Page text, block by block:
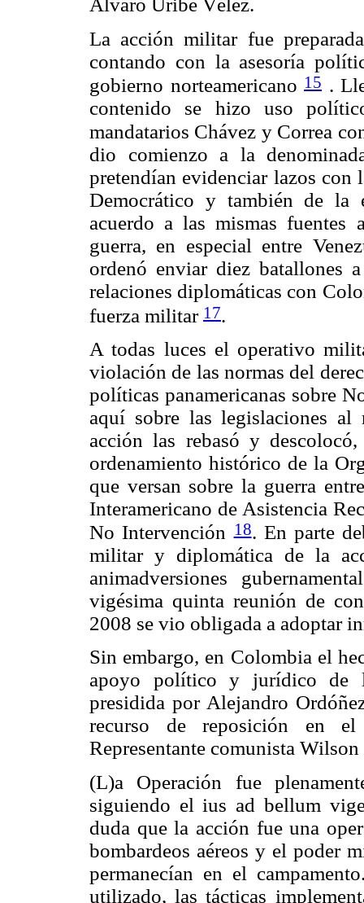
Álvaro Uribe Vélez.
La acción militar fue
contando con la asesoría
gobierno norteamericano15.
contenido se hizo uso
mandatarios Chávez y Correa
dio comienzo a la
pretendían evidenciar lazos
Democrático y también de la
acuerdo a las mismas fuentes
guerra, en especial entre
ordenó enviar diez batallones
relaciones diplomáticas con
fuerza militar 17.
A todas luces el operativo
violación de las normas del
políticas panamericanas sobre
aquí sobre las legislaciones al
acción las rebasó y
ordenamiento histórico de la
que versan sobre la guerra
Interamericano de Asistencia
No Intervención18. En parte
militar y diplomática de la
animadversiones
vigésima quinta reunión de
2008 se vio obligada a adoptar
Sin embargo, en Colombia el
apoyo político y jurídico de
presidida por Alejandro
recurso de reposición en
Representante comunista
(L)a Operación fue
siguiendo el ius ad bellum
duda que la acción fue una
bombardeos aéreos y el poder
permanecían en el
utilizado, las tácticas